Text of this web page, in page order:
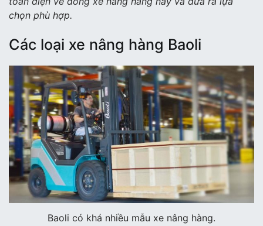
chọn phù hợp.
Các loại xe nâng hàng Baoli
Baoli có khá nhiều mẫu xe nâng hàng.